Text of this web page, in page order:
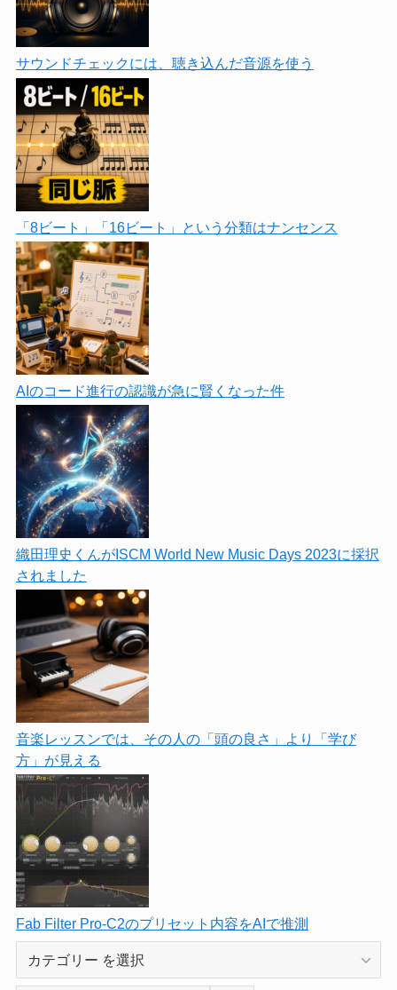
サウンドチェックには、聴き込んだ音源を使う
「8ビート」「16ビート」という分類はナンセンス
AIのコード進行の認識が急に賢くなった件
織田理史くんがISCM World New Music Days 2023に採択
されました
音楽レッスンでは、その人の「頭の良さ」より「学び
方」が見える
Fab Filter Pro-C2のプリセット内容をAIで推測
テ